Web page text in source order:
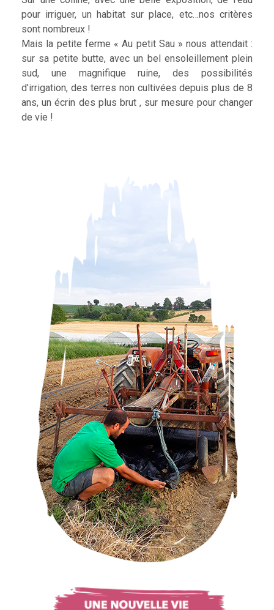
pour irriguer, un habitat sur place, etc…nos critères
sont nombreux !
Mais la petite ferme « Au petit Sau » nous attendait :
sur sa petite butte, avec un bel ensoleillement plein
sud, une magnifique ruine, des possibilités
d’irrigation, des terres non cultivées depuis plus de 8
ans, un écrin des plus brut , sur mesure pour changer
de vie !